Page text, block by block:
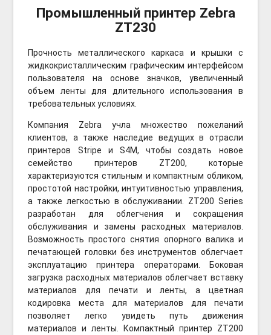
Промышленный принтер Zebra
ZT230
Прочность металлического каркаса и крышки с
жидкокристаллическим графическим интерфейсом
пользователя на основе значков, увеличенный
объем ленты для длительного использования в
требовательных условиях.
Компания Zebra учла множество пожеланий
клиентов, а также наследие ведущих в отрасли
принтеров Stripe и S4M, чтобы создать новое
семейство принтеров ZT200, которые
характеризуются стильным и компактным обликом,
простотой настройки, интуитивностью управления,
а также легкостью в обслуживании. ZT200 Series
разработан для облегчения и сокращения
обслуживания и замены расходных материалов.
Возможность простого снятия опорного валика и
печатающей головки без инструментов облегчает
эксплуатацию принтера операторами. Боковая
загрузка расходных материалов облегчает вставку
материалов для печати и ленты, а цветная
кодировка места для материалов для печати
позволяет легко увидеть путь движения
материалов и ленты. Компактный принтер ZT200